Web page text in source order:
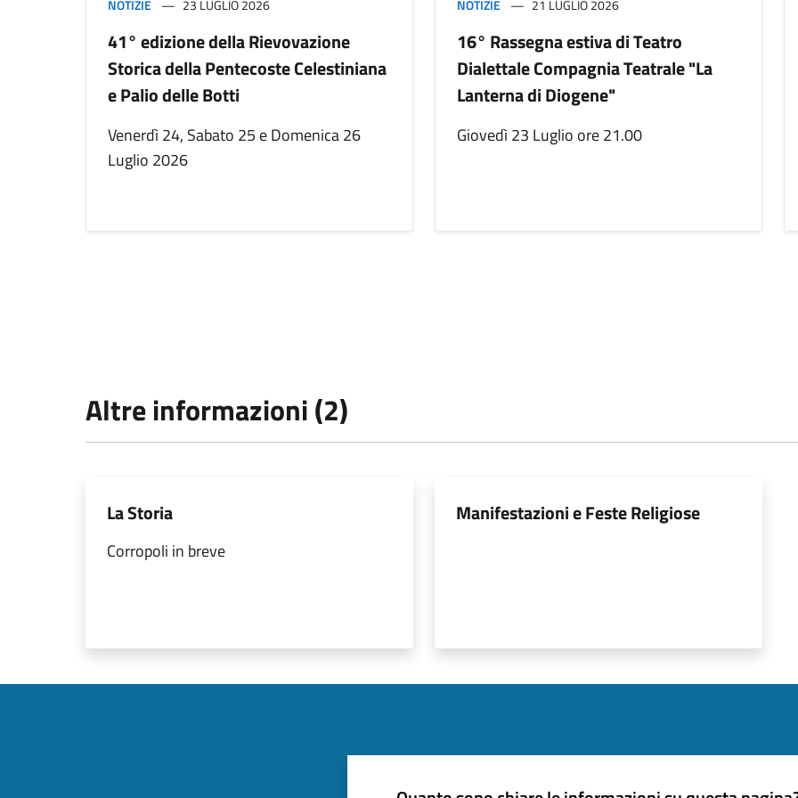
NOTIZIE 23 LUGLIO 2026
41° edizione della Rievovazione
Storica della Pentecoste Celestiniana
e Palio delle Botti
Venerdì 24, Sabato 25 e Domenica 26
Luglio 2026
NOTIZIE 21 LUGLIO 2026
16° Rassegna estiva di Teatro
Dialettale Compagnia Teatrale "La
Lanterna di Diogene"
Giovedì 23 Luglio ore 21.00
Altre informazioni (2)
La Storia
Corropoli in breve
Manifestazioni e Feste Religiose